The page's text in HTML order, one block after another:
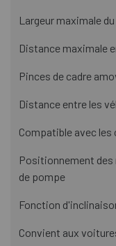
Largeur maximale
Distance maximale
Pinces de cadre
Distance entre les
Compatible avec les
Positionnement des
de pompe
Fonction
Convient aux